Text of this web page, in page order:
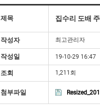
제목 집수리 도배
작성자 최고관리자
작성일 19-10-29 16:47
조회 1,211회
첨부파일